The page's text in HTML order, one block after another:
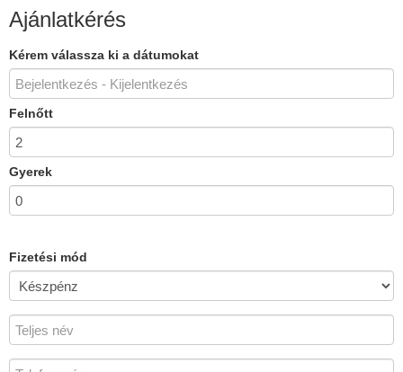
Ajánlatkérés
Kérem válassza ki a dátumokat
Felnőtt
Gyerek
Fizetési mód